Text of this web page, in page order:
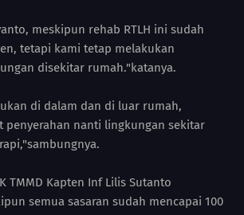
meskipun rehab RTLH ini sudah
tetapi kami tetap melakukan
disekitar rumah."katanya.
di dalam dan di luar rumah,
penyerahan nanti lingkungan sekitar
TMMD Kapten Inf Lilis Sutanto
semua sasaran sudah mencapai 100